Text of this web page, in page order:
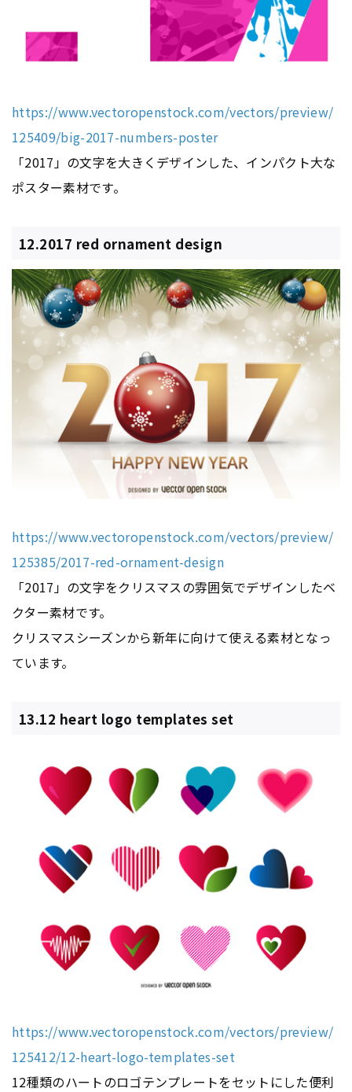
https://www.vectoropenstock.com/vectors/preview/
125409/big-2017-numbers-poster
「2017」の文字を大きくデザインした、インパクト大な
ポスター素材です。
12.2017 red ornament design
https://www.vectoropenstock.com/vectors/preview/
125385/2017-red-ornament-design
「2017」の文字をクリスマスの雰囲気でデザインしたベ
クター素材です。
クリスマスシーズンから新年に向けて使える素材となっ
ています。
13.12 heart logo templates set
https://www.vectoropenstock.com/vectors/preview/
125412/12-heart-logo-templates-set
12種類のハートのロゴテンプレートをセットにした便利